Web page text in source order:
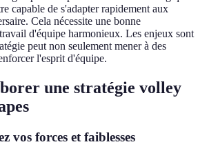
capable de s'adapter rapidement aux
Cela nécessite une bonne
d'équipe harmonieux. Les enjeux sont
peut non seulement mener à des
l'esprit d'équipe.
une stratégie volley
vos forces et faiblesses